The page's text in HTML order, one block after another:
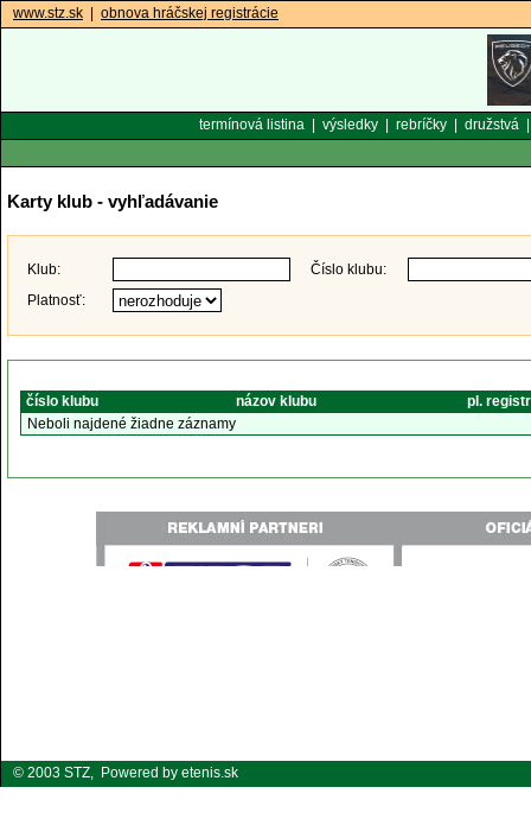
www.stz.sk obnova hráčskej registrácie
termínová listina| výsledky| rebríčky| družstvá
Karty klub - vyhľadávanie
Klub:
Číslo klubu:
Platnosť:
číslo klubu názov klubu
pl.
Neboli najdené žiadne záznamy
© 2003 STZ, Powered by etenis.sk